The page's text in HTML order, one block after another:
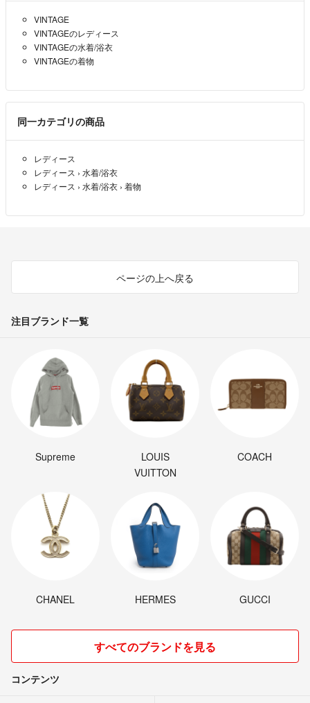
VINTAGE
VINTAGEのレディース
VINTAGEの水着/浴衣
VINTAGEの着物
同一カテゴリの商品
レディース
レディース › 水着/浴衣
レディース › 水着/浴衣 › 着物
ページの上へ戻る
注目ブランド一覧
Supreme
LOUIS
VUITTON
COACH
CHANEL HERMES GUCCI
すべてのブランドを見る
コンテンツ